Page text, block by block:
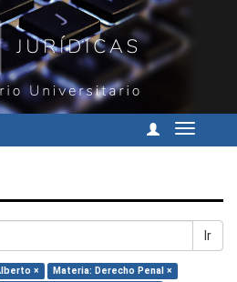
Cambiar
Ir
×
Materia: Derecho Penal ×